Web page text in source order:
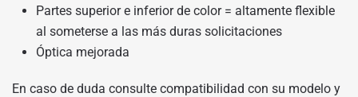
Partes superior e inferior de color = altamente flexible
al someterse a las más duras solicitaciones
Óptica mejorada
En caso de duda consulte compatibilidad con su modelo y